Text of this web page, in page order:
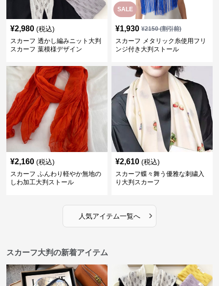
¥2,980 (税込)
スカーフ 透かし編みニット大判
スカーフ 葉模様デザイン
SALE
¥1,930 ¥2150(割引前)
スカーフ メタリック糸使用フリ
ンジ付き大判ストール
¥2,160 (税込)
スカーフ ふんわり軽やか無地の
しわ加工大判ストール
¥2,610 (税込)
スカーフ蝶々舞う優雅な刺繍入
り大判スカーフ
人気アイテム一覧へ ›
スカーフ大判の新着アイテム